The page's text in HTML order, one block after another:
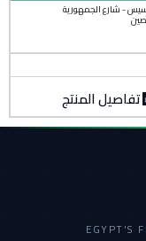
- شارع الجمهورية
تفاصيل المنتج
EGYPT'S